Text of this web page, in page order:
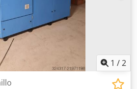
1 /2